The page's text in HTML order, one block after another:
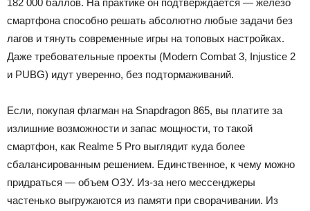
182 000 баллов. На практике он подтверждается — железо
смартфона способно решать абсолютно любые задачи без
лагов и тянуть современные игры на топовых настройках.
Даже требовательные проекты (Modern Combat 3, Injustice 2
и PUBG) идут уверенно, без подтормаживаний.
Если, покупая флагман на Snapdragon 865, вы платите за
излишние возможности и запас мощности, то такой
смартфон, как Realme 5 Pro выглядит куда более
сбалансированным решением. Единственное, к чему можно
придраться — объем ОЗУ. Из-за него мессенджеры
частенько выгружаются из памяти при сворачивании. Из